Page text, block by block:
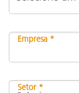
Empresa *
Setor *